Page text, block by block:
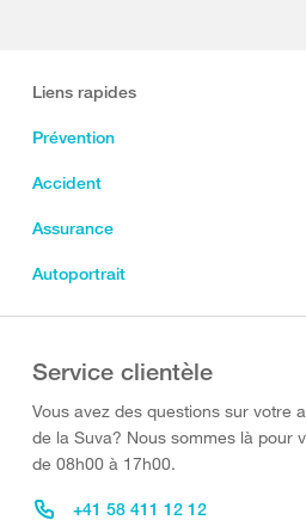
Liens rapides
Prévention
Accident
Assurance
Autoportrait
Service clientèle
Vous avez des questions sur votre
de la Suva? Nous sommes là pour
de 08h00 à 17h00.
+41 58 411 12 12